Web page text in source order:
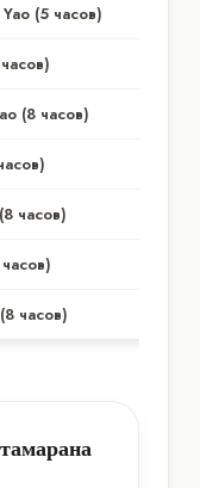
(5 часов)
(8 часов)
часов)
часов)